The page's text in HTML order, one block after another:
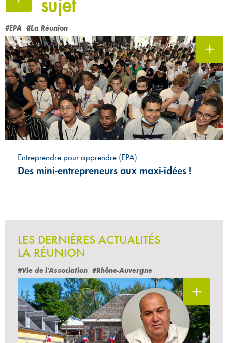
#EPA #La Réunion
Entreprendre pour apprendre (EPA)
Des mini-entrepreneurs aux maxi-idées !
LES DERNIÈRES ACTUALITÉS
LA RÉUNION
#Vie de l'Association #Rhône-Auvergne